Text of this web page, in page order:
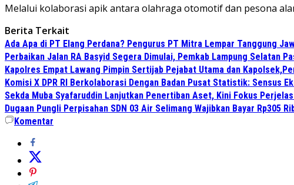
Melalui kolaborasi apik antara olahraga otomotif dan pesona
Berita Terkait
Ada Apa di PT Elang Perdana? Pengurus PT Mitra Lempar Tanggung
Perbaikan Jalan RA Basyid Segera Dimulai, Pemkab Lampung Selatan
Kapolres Empat Lawang Pimpin Sertijab Pejabat Utama dan
Komisi X DPR RI Berkolaborasi Dengan Badan Pusat Statistik: Sensus
Sekda Muba Syafaruddin Lanjutkan Penertiban Aset, Kini Fokus
Dugaan Pungli Perpisahan SDN 03 Air Selimang Wajibkan Bayar Rp305
Komentar